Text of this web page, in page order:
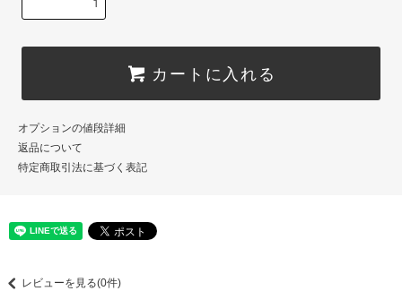
カートに入れる
オプションの値段詳細
返品について
特定商取引法に基づく表記
レビューを見る(0件)